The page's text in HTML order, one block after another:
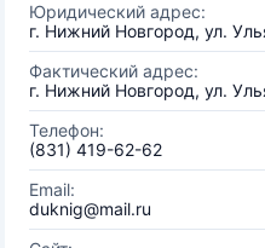
Юридический адрес:
г. Нижний Новгород, ул.
Фактический адрес:
г. Нижний Новгород, ул.
Телефон:
(831) 419-62-62
Email:
duknig@mail.ru